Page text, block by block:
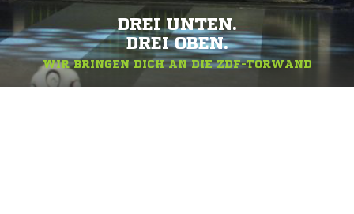
DREI UNTEN.
DREI OBEN.
WIR BRINGEN DICH AN DIE ZDF-TORWAND